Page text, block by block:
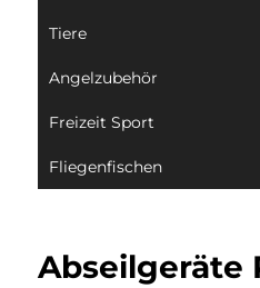
Tiere
Angelzubehör
Freizeit Sport
Fliegenfischen
Abseilgeräte